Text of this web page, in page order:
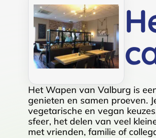
Het Wapen van Valburg is
genieten en samen proeven.
vegetarische en vegan
sfeer, het delen van veel
met vrienden, familie of